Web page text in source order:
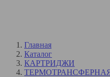
Главная
Каталог
КАРТРИДЖИ
ТЕРМОТРАНСФЕРНАЯ